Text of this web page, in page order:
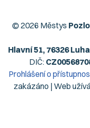
© 2026 Městys
Hlavní 51, 76326
DIČ:
Prohlášení o
zakázáno | Web